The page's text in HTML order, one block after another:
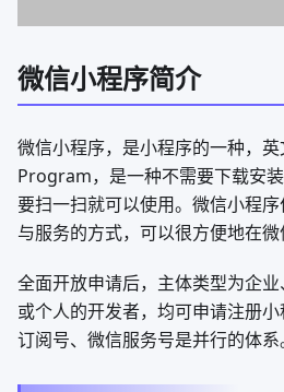
微信小程序简介
微信小程序，是小程序的一种，
Program，是一种不需要下载安
要扫一扫就可以使用。微信小程
与服务的方式，可以很方便地在微
全面开放申请后，主体类型为企
或个人的开发者，均可申请注册
订阅号、微信服务号是并行的体系